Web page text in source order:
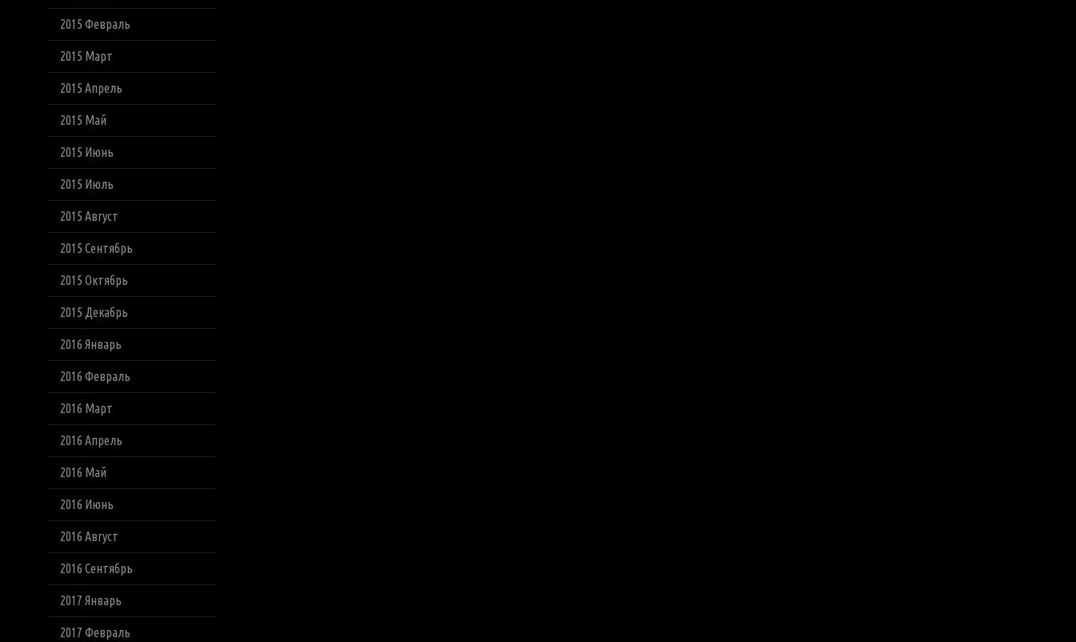
2015 Февраль
2015 Март
2015 Апрель
2015 Май
2015 Июнь
2015 Июль
2015 Август
2015 Сентябрь
2015 Октябрь
2015 Декабрь
2016 Январь
2016 Февраль
2016 Март
2016 Апрель
2016 Май
2016 Июнь
2016 Август
2016 Сентябрь
2017 Январь
2017 Февраль